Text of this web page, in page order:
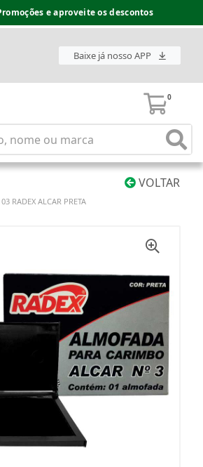
e aproveite os descontos
Baixe já nosso APP
0
VOLTAR
RADEX ALCAR PRETA